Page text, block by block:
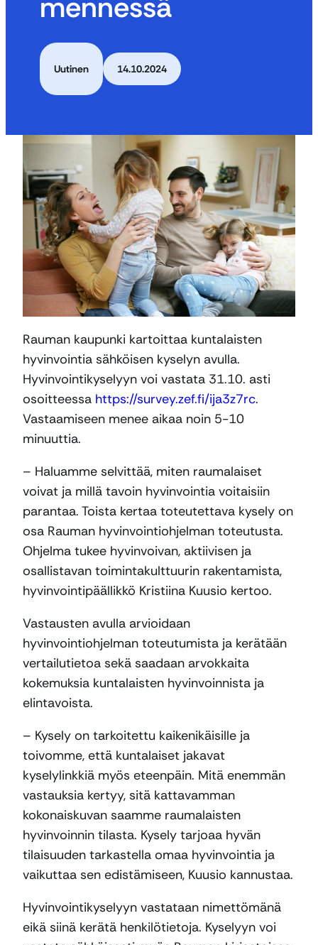
Uutinen 14.10.2024
Rauman kaupunki kartoittaa kuntalaisten
hyvinvointia sähköisen kyselyn avulla.
Hyvinvointikyselyyn voi vastata 31.10. asti
osoitteessa https://survey.zef.fi/ija3z7rc.
Vastaamiseen menee aikaa noin 5-10
minuuttia.
– Haluamme selvittää, miten raumalaiset
voivat ja millä tavoin hyvinvointia voitaisiin
parantaa. Toista kertaa toteutettava kysely on
osa Rauman hyvinvointiohjelman toteutusta.
Ohjelma tukee hyvinvoivan, aktiivisen ja
osallistavan toimintakulttuurin rakentamista,
hyvinvointipäällikkö Kristiina Kuusio kertoo.
Vastausten avulla arvioidaan
hyvinvointiohjelman toteutumista ja kerätään
vertailutietoa sekä saadaan arvokkaita
kokemuksia kuntalaisten hyvinvoinnista ja
elintavoista.
– Kysely on tarkoitettu kaikenikäisille ja
toivomme, että kuntalaiset jakavat
kyselylinkkiä myös eteenpäin. Mitä enemmän
vastauksia kertyy, sitä kattavamman
kokonaiskuvan saamme raumalaisten
hyvinvoinnin tilasta. Kysely tarjoaa hyvän
tilaisuuden tarkastella omaa hyvinvointia ja
vaikuttaa sen edistämiseen, Kuusio kannustaa.
Hyvinvointikyselyyn vastataan nimettömänä
eikä siinä kerätä henkilötietoja. Kyselyyn voi